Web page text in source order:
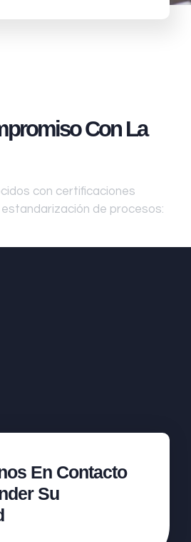
Con La
con certificaciones
de procesos:
En Contacto
Su